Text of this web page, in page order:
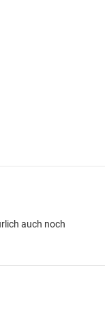
auch noch